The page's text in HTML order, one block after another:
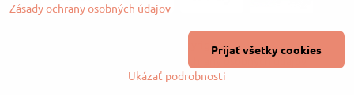
Copyright
Zásady ochrany osobných údajov
Vytvorené pomocou:BiznisWeb.sk
Zásady ochrany osobných údajov
Ukázať podrobnosti
Prijať všetky cookies